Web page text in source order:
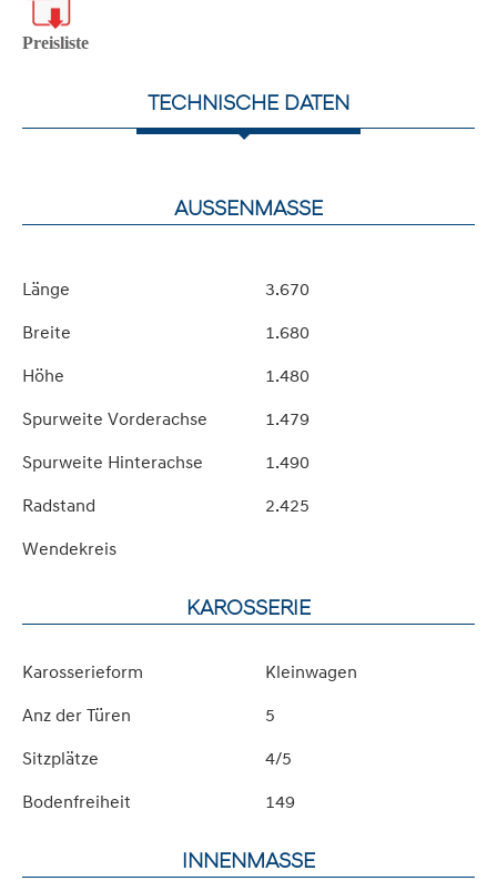
Preisliste
TECHNISCHE DATEN
AUSSENMASSE
Länge
3.670
Breite
1.680
Höhe
1.480
Spurweite Vorderachse
1.479
Spurweite Hinterachse
1.490
Radstand
2.425
Wendekreis
KAROSSERIE
Karosserieform
Kleinwagen
Anz der Türen
5
Sitzplätze
4/5
Bodenfreiheit
149
INNENMASSE